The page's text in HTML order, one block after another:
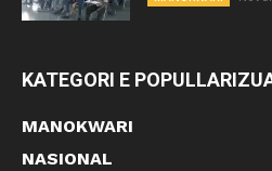
KATEGORI E
MANOKWARI
NASIONAL